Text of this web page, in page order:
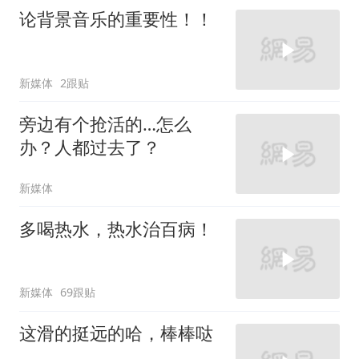
论背景音乐的重要性！！
新媒体 2跟贴
旁边有个抢活的…怎么
办？人都过去了？
新媒体
多喝热水，热水治百病！
新媒体 69跟贴
这滑的挺远的哈，棒棒哒